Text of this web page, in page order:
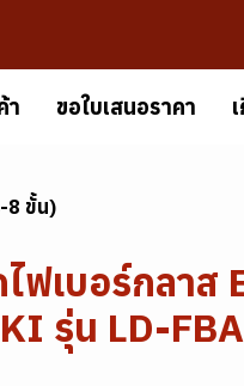
า ขอใบเสนอราคา
8 ขั้น)
ไฟเบอร์กลาส
รุ่น LD-